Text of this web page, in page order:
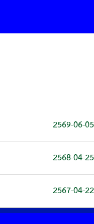
2569-06-05
2568-04-25
2567-04-22